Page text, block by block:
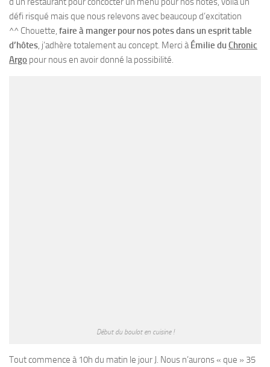
défi risqué mais que nous relevons avec beaucoup d’excitation
^^ Chouette, faire à manger pour nos potes dans un esprit table
d’hôtes, j’adhère totalement au concept. Merci àÉmilie duChronic
Argo pour nous en avoir donné la possibilité.
Début du boulot en cuisine !
Tout commence à 10h du matin le jour J. Nous n’aurons « que » 35